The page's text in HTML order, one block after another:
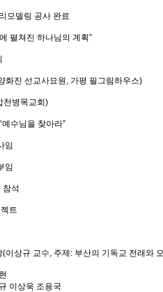
모델링 공사 완료
펼쳐진 하나님의 계획”
화진 선교사묘원, 가평 필그림하우스)
천병목교회)
수님을 찾아라”
임
임
참석
트
(이상규 교수, 주제: 부산의 기독교 전래와
이상욱 조용국